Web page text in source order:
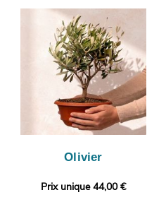
Olivier
Prix unique 44,00 €